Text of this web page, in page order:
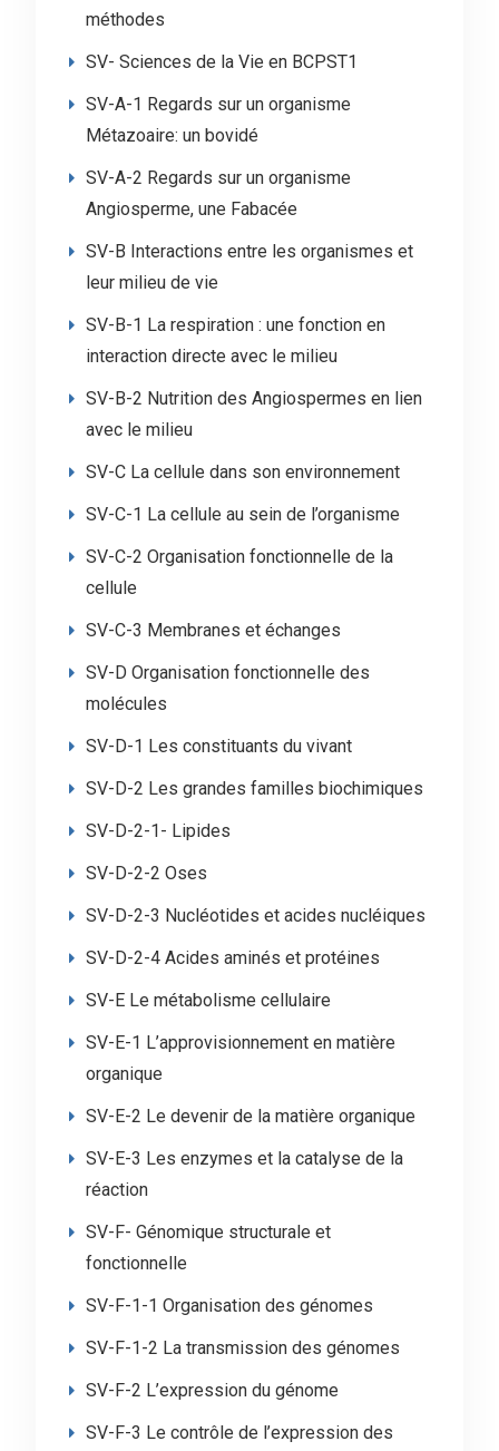
méthodes
SV- Sciences de la Vie en BCPST1
SV-A-1 Regards sur un organisme
Métazoaire: un bovidé
SV-A-2 Regards sur un organisme
Angiosperme, une Fabacée
SV-B Interactions entre les organismes et
leur milieu de vie
SV-B-1 La respiration : une fonction en
interaction directe avec le milieu
SV-B-2 Nutrition des Angiospermes en lien
avec le milieu
SV-C La cellule dans son environnement
SV-C-1 La cellule au sein de l’organisme
SV-C-2 Organisation fonctionnelle de la
cellule
SV-C-3 Membranes et échanges
SV-D Organisation fonctionnelle des
molécules
SV-D-1 Les constituants du vivant
SV-D-2 Les grandes familles biochimiques
SV-D-2-1- Lipides
SV-D-2-2 Oses
SV-D-2-3 Nucléotides et acides nucléiques
SV-D-2-4 Acides aminés et protéines
SV-E Le métabolisme cellulaire
SV-E-1 L’approvisionnement en matière
organique
SV-E-2 Le devenir de la matière organique
SV-E-3 Les enzymes et la catalyse de la
réaction
SV-F- Génomique structurale et
fonctionnelle
SV-F-1-1 Organisation des génomes
SV-F-1-2 La transmission des génomes
SV-F-2 L’expression du génome
SV-F-3 Le contrôle de l’expression des